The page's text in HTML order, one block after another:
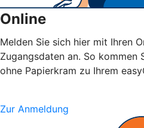
Online
Melden Sie sich hier mit Ihren
Zugangsdaten an. So kommen
ohne Papierkram zu Ihrem
Zur Anmeldung